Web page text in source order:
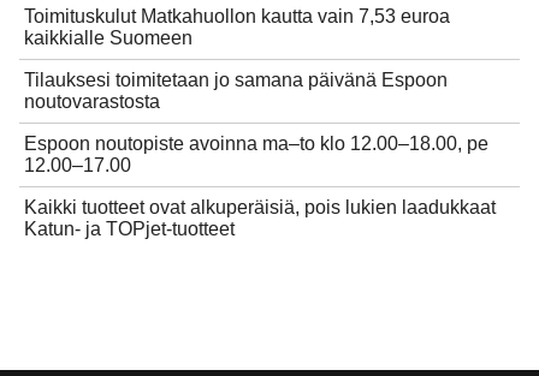
Toimituskulut Matkahuollon kautta vain 7,53 euroa
kaikkialle Suomeen
Tilauksesi toimitetaan jo samana päivänä Espoon
noutovarastosta
Espoon noutopiste avoinna ma–to klo 12.00–18.00, pe
12.00–17.00
Kaikki tuotteet ovat alkuperäisiä, pois lukien laadukkaat
Katun- ja TOPjet-tuotteet